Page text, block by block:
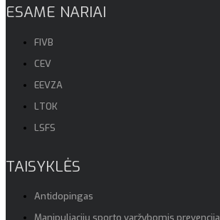
ESAME NARIAI
FIVB
CEV
EEVZA
LTOK
LSFS
TAISYKLĖS
Antidopingas